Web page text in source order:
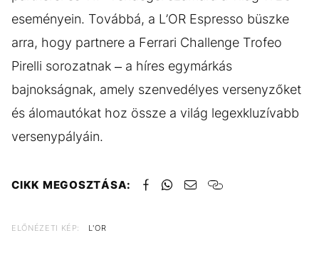
eseményein. Továbbá, a L’OR Espresso büszke
arra, hogy partnere a Ferrari Challenge Trofeo
Pirelli sorozatnak – a híres egymárkás
bajnokságnak, amely szenvedélyes versenyzőket
és álomautókat hoz össze a világ legexkluzívabb
versenypályáin.
CIKK MEGOSZTÁSA:
ELŐNÉZETI KÉP: L'OR